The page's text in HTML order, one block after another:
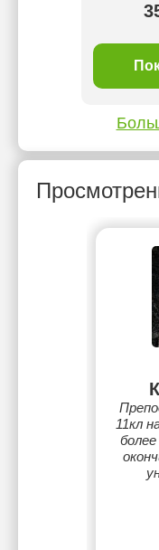
11кл
более 20